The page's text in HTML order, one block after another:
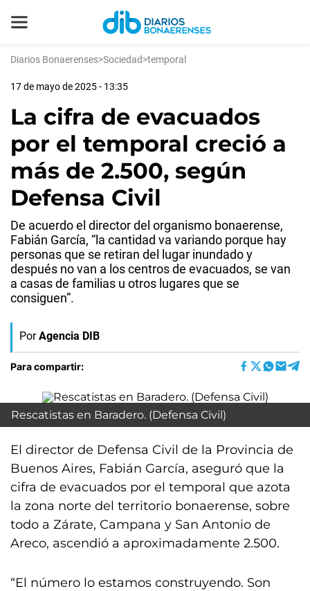
Diarios Bonaerenses>Sociedad>temporal
17 de mayo de 2025 - 13:35
La cifra de evacuados
por el temporal creció a
más de 2.500, según
Defensa Civil
De acuerdo el director del organismo bonaerense,
Fabián García, “la cantidad va variando porque hay
personas que se retiran del lugar inundado y
después no van a los centros de evacuados, se van
a casas de familias u otros lugares que se
consiguen”.
Por Agencia DIB
Para compartir:
Rescatistas en Baradero. (Defensa Civil)
El director de Defensa Civil de la Provincia de
Buenos Aires, Fabián García, aseguró que la
cifra de evacuados por el temporal que azota
la zona norte del territorio bonaerense, sobre
todo a Zárate, Campana y San Antonio de
Areco, ascendió a aproximadamente 2.500.
“El número lo estamos construyendo. Son